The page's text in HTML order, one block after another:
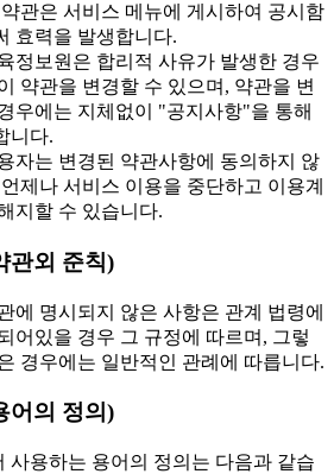
관은 서비스 메뉴에 게시하여 공시함
효력을 발생합니다.
정보원은 합리적 사유가 발생한 경우
약관을 변경할 수 있으며, 약관을 변
우에는 지체없이 "공지사항"을 통해
니다.
자는 변경된 약관사항에 동의하지 않
제나 서비스 이용을 중단하고 이용계
지할 수 있습니다.
관외 준칙)
에 명시되지 않은 사항은 관계 법령에
어있을 경우 그 규정에 따르며, 그렇
경우에는 일반적인 관례에 따릅니다.
어의 정의)
사용하는 용어의 정의는 다음과 같습